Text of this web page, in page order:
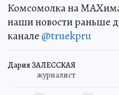
Комсомолка на
наши новости раньше
канале @truekpru
Дария ЗАЛЕССКАЯ
журналист